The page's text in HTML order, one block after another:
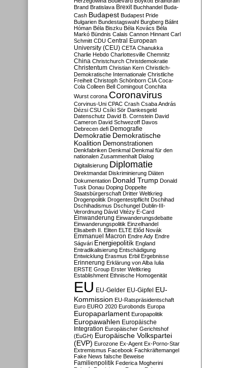
Brand Bratislava Brexit Buchhandel Buda-
Cash Budapest Budapest Pride
Bulgarien Bundestagswahl Burgberg Bálint
Hóman Béla Biszku Béla Kovács Béla
Markó Bündnis Calais Cannon Hinnant Carl
Schmitt CDU Central European
University (CEU) CETA Chanukka
Charlie Hebdo Charlottesville Chemnitz
China Christchurch Christdemokratie
Christentum Christian Kern Christlich-
Demokratische Internationale Christliche
Freiheit Christoph Schönborn CIA Coca-
Cola Colleen Bell Comingout Conchita
Wurst corona Coronavirus
Corvinus-Uni CPAC Crash Csaba András
Dézsi CSU Csíki Sör Dankesgeld
Datenschutz David B. Cornstein David
Cameron David Schwezoff Davos
Debrecen defi Demografie
Demokratie Demokratische
Koalition Demonstrationen
Denkfabriken Denkmal Denkmal für den
nationalen Zusammenhalt Dialog
Digitalisierung Diplomatie
Direktmandat Diskriminierung Diäten
Dokumentation Donald Trump Donald
Tusk Donau Doping Doppelte
Staatsbürgerschaft Dritter Weltkrieg
Drogenpolitik Drogentestpflicht Dschihad
Dschihadismus Dschungel Dublin-III-
Verordnung Dávid Vitézy E-Card
Einwanderung Einwanderungsdebatte
Einwanderungspolitik Einzelhandel
Elisabeth II. Eliten ELTE Előd Novák
Emmanuel Macron Endre Ady Endre
Ságvári Energiepolitik England
Entradikalisierung Entschädigung
Entwicklung Erasmus Erbil Ergebnisse
Erinnerung Erklärung von Alba Iulia
ERSTE Group Erster Weltkrieg
Establishment Ethnische Homogenität
EU EU-Gelder EU-Gipfel EU-
Kommission EU-Ratspräsidentschaft
Euro EURO 2020 Eurobonds Europa
Europaparlament Europapolitik
Europawahlen Europäische
Integration Europäischer Gerichtshof
(EuGH) Europäische Volkspartei
(EVP) Eurozone Ex-Agent Ex-Porno-Star
Extremismus Facebook Fachkräftemangel
Fake News falsche Beweise
Familienpolitik Federica Mogherini